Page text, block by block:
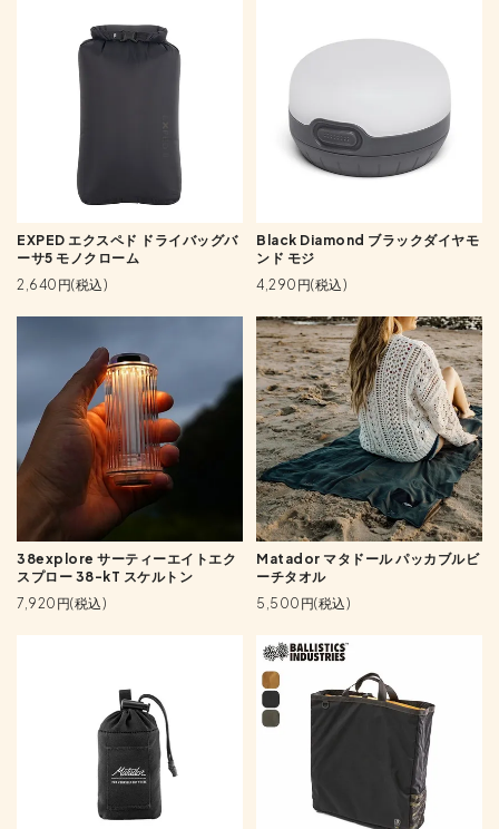
EXPED エクスペド ドライバッグバ
ーサ5 モノクローム
2,640円(税込)
Black Diamond ブラックダイヤモ
ンド モジ
4,290円(税込)
38explore サーティーエイトエク
スプロー 38-kT スケルトン
7,920円(税込)
Matador マタドール パッカブルビ
ーチタオル
5,500円(税込)